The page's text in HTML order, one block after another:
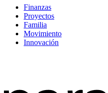
Finanzas
Proyectos
Familia
Movimiento
Innovación